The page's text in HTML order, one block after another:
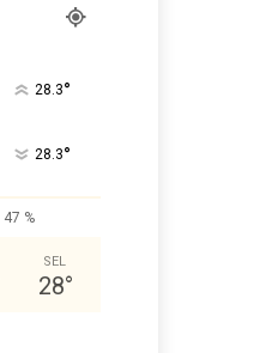
28.3°
28.3°
47 %
SEL
28°